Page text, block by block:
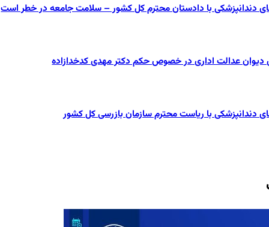
دندانپزشکی با دادستان محترم کل کشور – سلامت جامعه در خطر است
دیوان عدالت اداری در خصوص حکم دکتر مهدی کدخدازاده
دندانپزشکی با ریاست محترم سازمان بازرسی کل کشور